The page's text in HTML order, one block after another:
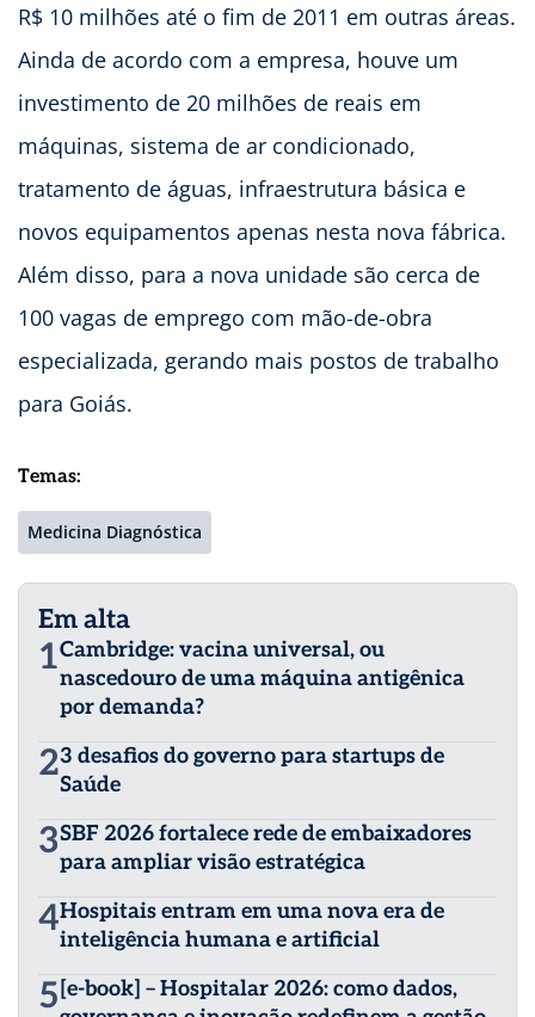
R$ 10 milhões até o fim de 2011 em outras áreas.
Ainda de acordo com a empresa, houve um
investimento de 20 milhões de reais em
máquinas, sistema de ar condicionado,
tratamento de águas, infraestrutura básica e
novos equipamentos apenas nesta nova fábrica.
Além disso, para a nova unidade são cerca de
100 vagas de emprego com mão-de-obra
especializada, gerando mais postos de trabalho
para Goiás.
Temas:
Medicina Diagnóstica
Em alta
1Cambridge: vacina universal, ou
nascedouro de uma máquina antigênica
por demanda?
23 desafios do governo para startups de
Saúde
3SBF 2026 fortalece rede de embaixadores
para ampliar visão estratégica
4Hospitais entram em uma nova era de
inteligência humana e artificial
5 [e-book] – Hospitalar 2026: como dados,